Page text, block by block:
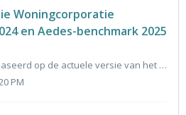
Woningcorporatie
en Aedes-benchmark 2025
De taxonomie is gebaseerd op de actuele versie van het gegevensmodel dVi 2024 en vormt de basis voor het invoerportaal voor dVi 2024 en Aedes-benchmark 2025...
PM